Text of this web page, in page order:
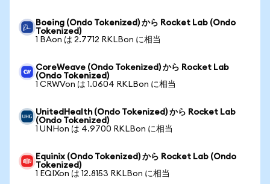
Boeing (Ondo Tokenized) から Rocket Lab (Ondo
Tokenized)
1 BAon は 2.7712 RKLBon に相当
CoreWeave (Ondo Tokenized) から Rocket Lab
(Ondo Tokenized)
1 CRWVon は 1.0604 RKLBon に相当
UnitedHealth (Ondo Tokenized) から Rocket Lab
(Ondo Tokenized)
1 UNHon は 4.9700 RKLBon に相当
Equinix (Ondo Tokenized) から Rocket Lab (Ondo
Tokenized)
1 EQIXon は 12.8153 RKLBon に相当